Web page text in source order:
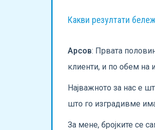
Какви резултати
Арсов: Првата
клиенти, и по обем на
Најважното за нас е
што го изградивме
За мене, бројките се